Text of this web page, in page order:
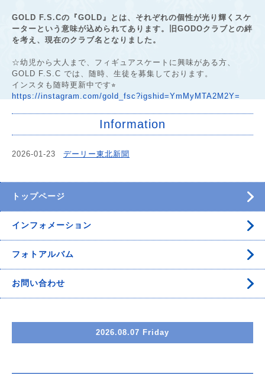
GOLD F.S.Cの『GOLD』とは、それぞれの個性が光り輝くスケ
ーターという意味が込められてあります。旧GODOクラブとの絆
を考え、現在のクラブ名となりました。
☆幼児から大人まで、フィギュアスケートに興味がある方、
GOLD F.S.C では、随時、生徒を募集しております。
インスタも随時更新中です⭐︎
https://instagram.com/gold_fsc?igshid=YmMyMTA2M2Y=
Information
2026-01-23 デーリー東北新聞
トップページ
インフォメーション
フォトアルバム
お問い合わせ
2026.08.07 Friday